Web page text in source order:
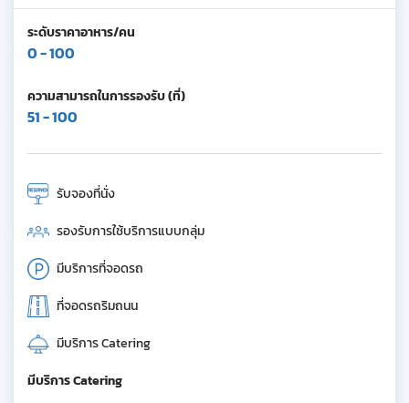
ระดับราคาอาหาร/คน
0 - 100
ความสามารถในการรองรับ (ที่)
51 - 100
รับจองที่นั่ง
รองรับการใช้บริการแบบกลุ่ม
มีบริการที่จอดรถ
ที่จอดรถริมถนน
มีบริการ Catering
มีบริการ Catering